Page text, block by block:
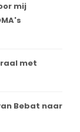
mij
met
Bebat naar